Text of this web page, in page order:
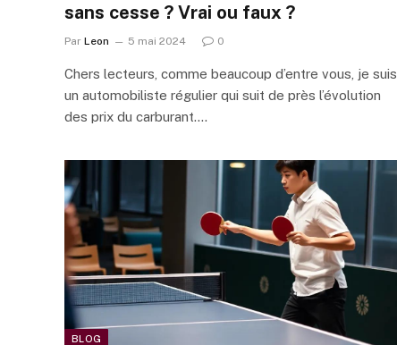
sans cesse ? Vrai ou faux ?
Par Leon 5 mai 2024 0
Chers lecteurs, comme beaucoup d’entre vous, je suis
un automobiliste régulier qui suit de près l’évolution
des prix du carburant.…
BLOG